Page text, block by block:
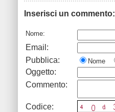
Inserisci un commento:
Nome:
Email:
Pubblica:
Nome
Oggetto:
Commento:
Codice: